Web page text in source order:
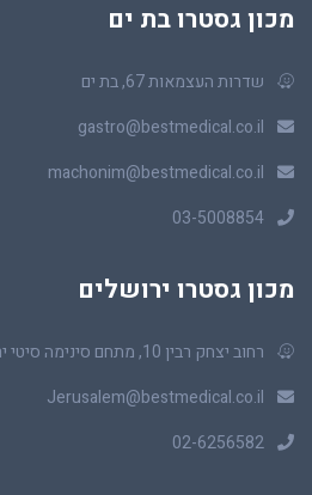
מכון גסטרו בת ים
שדרות העצמאות 67, בת ים
gastro@bestmedical.co.il
machonim@bestmedical.co.il
03-5008854
מכון גסטרו ירושלים
רחוב יצחק רבין 10, מתחם סינימה סיטי ירושלים
Jerusalem@bestmedical.co.il
02-6256582